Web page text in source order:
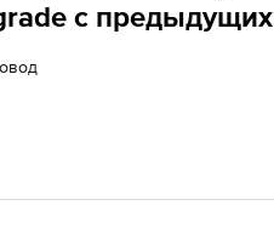
с предыдущих